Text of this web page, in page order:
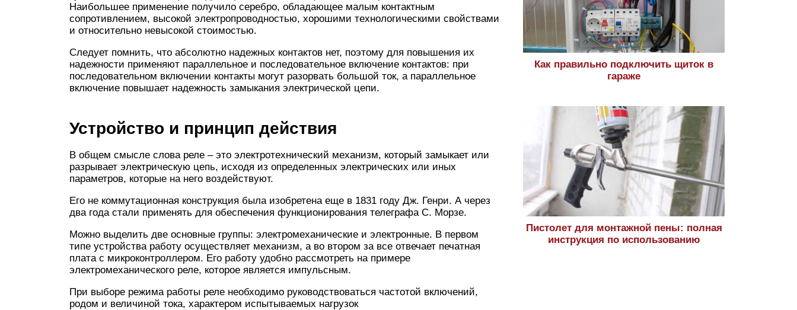
Наибольшее применение получило серебро, обладающее малым контактным
сопротивлением, высокой электропроводностью, хорошими технологическими свойствами
и относительно невысокой стоимостью.
Следует помнить, что абсолютно надежных контактов нет, поэтому для повышения их
надежности применяют параллельное и последовательное включение контактов: при
последовательном включении контакты могут разорвать большой ток, а параллельное
включение повышает надежность замыкания электрической цепи.
Устройство и принцип действия
В общем смысле слова реле – это электротехнический механизм, который замыкает или
разрывает электрическую цепь, исходя из определенных электрических или иных
параметров, которые на него воздействуют.
Его не коммутационная конструкция была изобретена еще в 1831 году Дж. Генри. А через
два года стали применять для обеспечения функционирования телеграфа С. Морзе.
Можно выделить две основные группы: электромеханические и электронные. В первом
типе устройства работу осуществляет механизм, а во втором за все отвечает печатная
плата с микроконтроллером. Его работу удобно рассмотреть на примере
электромеханического реле, которое является импульсным.
При выборе режима работы реле необходимо руководствоваться частотой включений,
родом и величиной тока, характером испытываемых нагрузок
Как правильно подключить щиток в
гараже
Пистолет для монтажной пены: полная
инструкция по использованию